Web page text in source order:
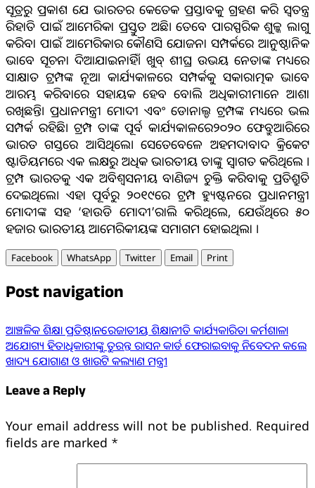
ସୂତ୍ରରୁ ପ୍ରକାଶ ଯେ ଭାରତର କେତେକ ପ୍ରସ୍ତାବକୁ ଗ୍ରହଣ କରି ସ୍ବତନ୍ତ୍ର
ରିହାତି ପାଇଁ ଆମେରିକା ପ୍ରସ୍ତୁତ ଅଛି। ତେବେ ପାରସ୍ପରିକ ଶୁଳ୍କ ଲାଗୁ
କରିବା ପାଇଁ ଆମେରିକାର କୌଣସି ଯୋଜନା ସମ୍ପର୍କରେ ଆନୁଷ୍ଠାନିକ
ଭାବେ ସୂଚନା ଦିଆଯାଇନାହିଁ। ଖୁବ୍ ଶୀଘ୍ର ଉଭୟ ନେତାଙ୍କ ମଧ୍ୟରେ
ସାକ୍ଷାତ ଟ୍ରମ୍ପଙ୍କ ନୂଆ କାର୍ଯ୍ୟକାଳରେ ସମ୍ପର୍କକୁ ସକାରାତ୍ମକ ଭାବେ
ଆରମ୍ଭ କରିବାରେ ସହାୟକ ହେବ ବୋଲି ଅଧିକାରୀମାନେ ଆଶା
ରଖିଛନ୍ତି। ପ୍ରଧାନମନ୍ତ୍ରୀ ମୋଦୀ ଏବଂ ଡୋନାଲ୍ଡ ଟ୍ରମ୍ପଙ୍କ ମଧ୍ୟରେ ଭଲ
ସମ୍ପର୍କ ରହିଛି। ଟ୍ରମ୍ପ ତାଙ୍କ ପୂର୍ବ କାର୍ଯ୍ୟକାଳରେ୨୦୨୦ ଫେବ୍ରୁଆରିରେ
ଭାରତ ଗସ୍ତରେ ଆସିଥିଲେ। ସେତେବେଳେ ଅହମଦାବାଦ କ୍ରିକେଟ
ଷ୍ଟାଡିୟମରେ ଏକ ଲକ୍ଷରୁ ଅଧିକ ଭାରତୀୟ ତାଙ୍କୁ ସ୍ବାଗତ କରିଥିଲେ ।
ଟ୍ରମ୍ପ ଭାରତକୁ ଏକ ଅବିଶ୍ୱସନୀୟ ବାଣିଜ୍ୟ ଚୁକ୍ତି କରିବାକୁ ପ୍ରତିଶ୍ରୁତି
ଦେଇଥିଲେ। ଏହା ପୂର୍ବରୁ ୨୦୧୯ରେ ଟ୍ରମ୍ପ ହ୍ୟୁଷ୍ଟନରେ ପ୍ରଧାନମନ୍ତ୍ରୀ
ମୋଦୀଙ୍କ ସହ ‘ହାଉଡି ମୋଦୀ’ରାଲି କରିଥିଲେ, ଯେଉଁଥିରେ ୫୦
ହଜାର ଭାରତୀୟ ଆମେରିକୀୟଙ୍କ ସମାଗମ ହୋଇଥିଲା ।
Facebook WhatsApp Twitter Email Print
Post navigation
ଆଞ୍ଚଳିକ ଶିକ୍ଷା ପ୍ରତିଷ୍ଠାନରେଜାତୀୟ ଶିକ୍ଷାନୀତି କାର୍ଯ୍ୟକାରିତା କର୍ମଶାଳା
ଅଯୋଗ୍ୟ ହିତାଧିକାରୀଙ୍କୁ ତୁରନ୍ତ ରାସନ କାର୍ଡ ଫେରାଇବାକୁ ନିବେଦନ କଲେ
ଖାଦ୍ୟ ଯୋଗାଣ ଓ ଖାଉଟି କଲ୍ୟାଣ ମନ୍ତ୍ରୀ
Leave a Reply
Your email address will not be published. Required
fields are marked *